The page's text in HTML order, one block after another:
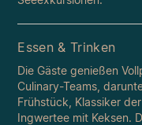
Essen & Trinken
Die Gäste genießen
Culinary-Teams,
Frühstück, Klassiker
Ingwertee mit Keksen.